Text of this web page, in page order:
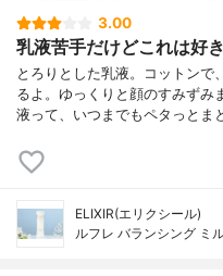
3.00
乳液苦手だけどこれは好き
とろりとした乳液。コットンで
るよ。ゆっくりと顔のすみずみ
液って、いつまでもペタっとま
ELIXIR(エリクシール)
ルフレ バランシング ミ